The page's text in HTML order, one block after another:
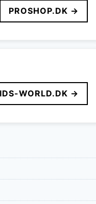
PROSHOP.DK →
WORLD.DK →